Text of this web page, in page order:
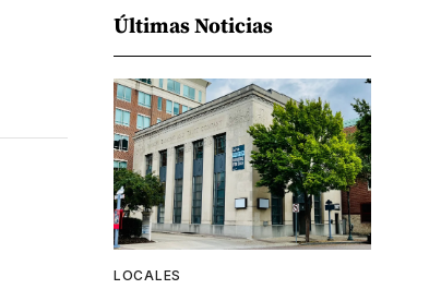
Últimas Noticias
LOCALES